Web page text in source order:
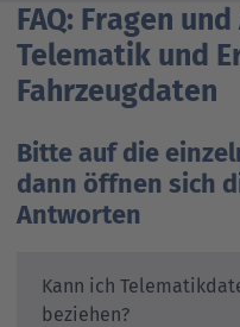
FAQ: Fragen
Telematik und
Fahrzeugdaten
Bitte auf die
dann öffnen sich
Antworten
Kann ich
beziehen?